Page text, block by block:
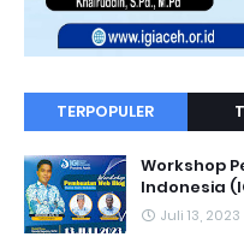
TERPOPULER
Workshop
Indonesia
Juli 13, 2023